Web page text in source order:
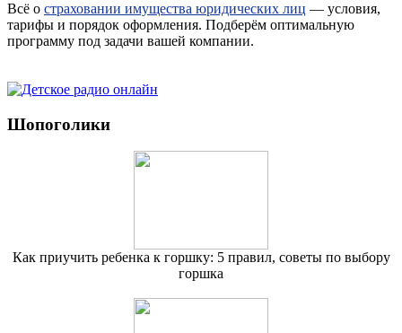
Всё о страховании имущества юридических лиц — условия,
тарифы и порядок оформления. Подберём оптимальную
программу под задачи вашей компании.
Шопоголики
Как приучить ребенка к горшку: 5 правил, советы по выбору
горшка